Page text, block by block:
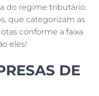
do regime tributário.
que categorizam as
conforme a faixa
eles!
DE